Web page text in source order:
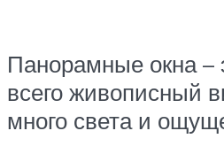
Панорамные окна –
всего живописный
много света и